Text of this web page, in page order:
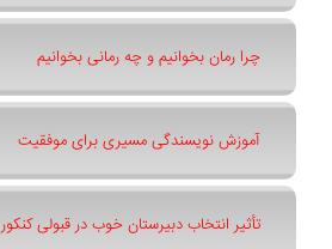
چرا رمان بخوانیم و چه رمانی بخوانیم
آموزش نویسندگی مسیری برای موفقیت
تأثیر انتخاب دبیرستان خوب در قبولی کنکور